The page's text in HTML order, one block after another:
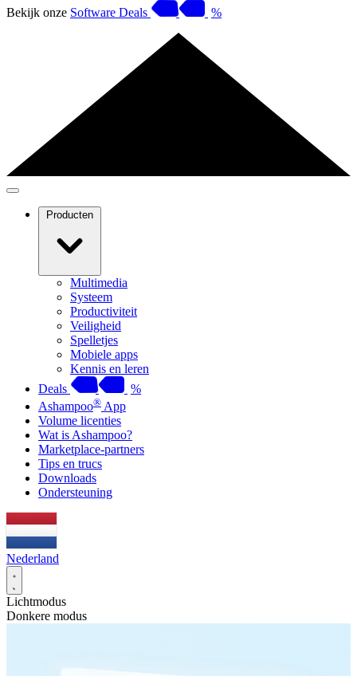
Bekijk onze Software Deals %
Producten
Multimedia
Systeem
Productiviteit
Veiligheid
Spelletjes
Mobiele apps
Kennis en leren
Deals
%
Ashampoo® App
Volume licenties
Wat is Ashampoo?
Marketplace-partners
Tips en trucs
Downloads
Ondersteuning
Nederland
Lichtmodus
Donkere modus